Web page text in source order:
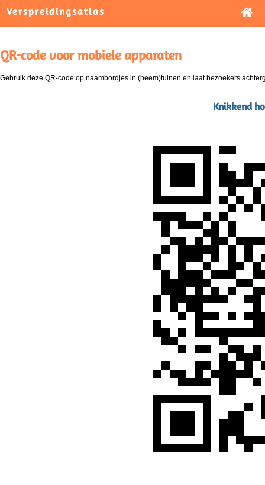
Verspreidingsatlas
QR-code voor mobiele apparaten
Gebruik deze QR-code op naambordjes in (heem)tuinen en laat bezoekers
Knikkend